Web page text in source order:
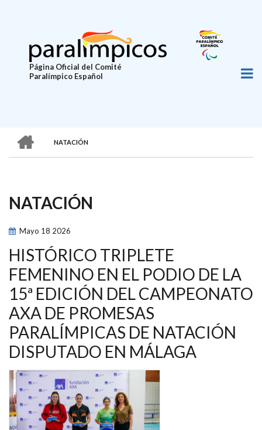
principal
Página Oficial del Comité
Paralímpico Español
SOBRESCRIBIR
DE
AYUDA
A
LA
NAVEGACIÓN
NATACIÓN
NATACIÓN
Mayo 18 2026
HISTÓRICO TRIPLETE
FEMENINO EN EL PODIO DE LA
15ª EDICIÓN DEL CAMPEONATO
AXA DE PROMESAS
PARALÍMPICAS DE NATACIÓN
DISPUTADO EN MÁLAGA